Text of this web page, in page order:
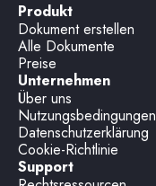
Produkt
Dokument erstellen
Alle Dokumente
Preise
Unternehmen
Über uns
Nutzungsbedingungen
Datenschutzerklärung
Cookie-Richtlinie
Support